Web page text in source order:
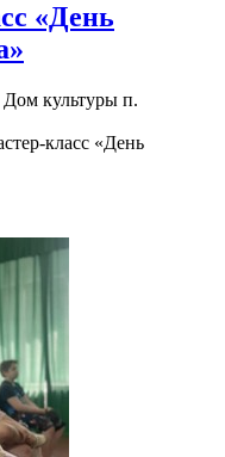
«День
Дом культуры п.
класс «День